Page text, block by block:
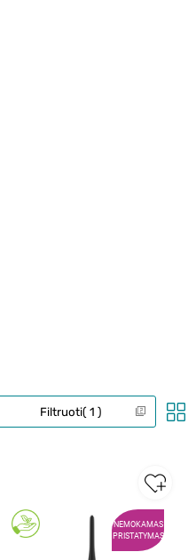
Filtruoti 1
NEMOKAMAS
PRISTATYMAS